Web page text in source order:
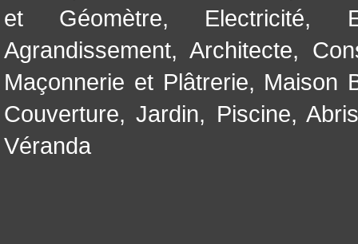
et Géomètre, Electricité,
Agrandissement, Architecte,
Maçonnerie et Plâtrerie, Maison
Couverture,Jardin, Piscine,
Véranda